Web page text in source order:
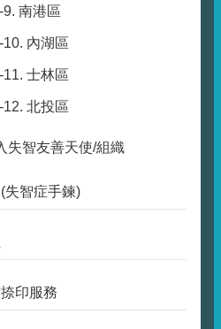
9. 南港區
10. 內湖區
11. 士林區
12. 北投區
失智友善天使/組織
失智症手鍊)
印服務